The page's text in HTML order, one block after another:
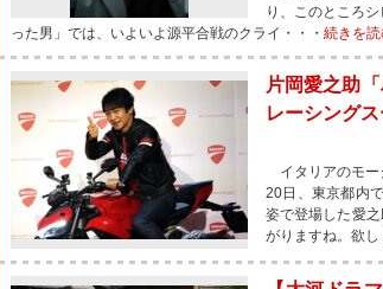
り、このところ
った男」では、いよいよ源平合戦のクライ・・・ 続きを
片岡愛之助
レーシング
イタリアのモー
20日、東京都内
姿で登場した愛
がりますね。欲し